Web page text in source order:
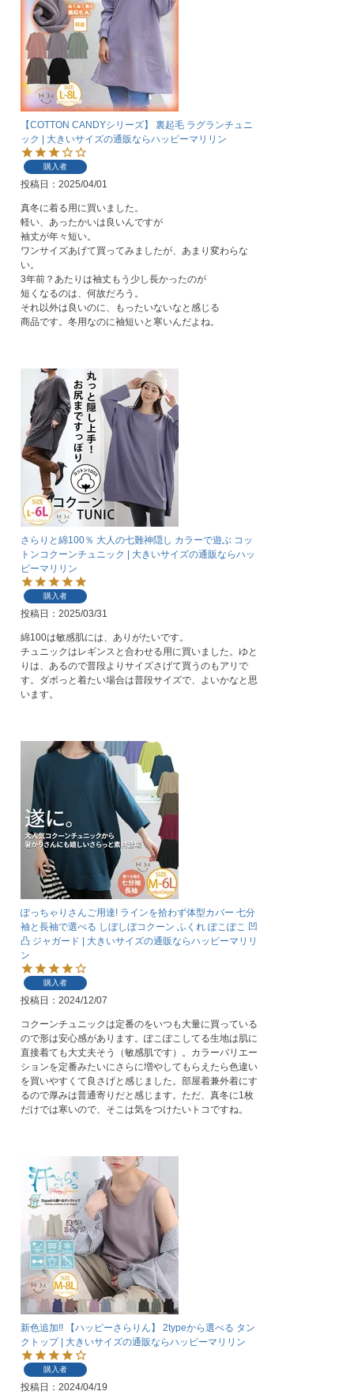
【COTTON CANDYシリーズ】 裏起毛 ラグランチュニ
ック | 大きいサイズの通販ならハッピーマリリン
購入者
投稿日 2025/04/01
真冬に着る用に買いました。
軽い、あったかいは良いんですが
袖丈が年々短い。
ワンサイズあげて買ってみましたが、あまり変わらな
い。
3年前？あたりは袖丈もう少し長かったのが
短くなるのは、何故だろう。
それ以外は良いのに、もったいないなと感じる
商品です。冬用なのに袖短いと寒いんだよね。
さらりと綿100％ 大人の七難神隠し カラーで遊ぶ コッ
トンコクーンチュニック | 大きいサイズの通販ならハッ
ピーマリリン
購入者
投稿日 2025/03/31
綿100は敏感肌には、ありがたいです。
チュニックはレギンスと合わせる用に買いました。ゆと
りは、あるので普段よりサイズさげて買うのもアリで
す。ダボっと着たい場合は普段サイズで、よいかなと思
います。
ぽっちゃりさんご用達! ラインを拾わず体型カバー 七分
袖と長袖で選べる しぼしぼコクーン ふくれ ぽこぽこ 凹
凸 ジャガード | 大きいサイズの通販ならハッピーマリリ
ン
購入者
投稿日 2024/12/07
コクーンチュニックは定番のをいつも大量に買っている
ので形は安心感があります。ぽこぽこしてる生地は肌に
直接着ても大丈夫そう（敏感肌です）。カラーバリエー
ションを定番みたいにさらに増やしてもらえたら色違い
を買いやすくて良さげと感じました。部屋着兼外着にす
るので厚みは普通寄りだと感じます。ただ、真冬に1枚
だけでは寒いので、そこは気をつけたいトコですね。
新色追加!! 【ハッピーさらりん】 2typeから選べる タン
クトップ | 大きいサイズの通販ならハッピーマリリン
購入者
投稿日 2024/04/19